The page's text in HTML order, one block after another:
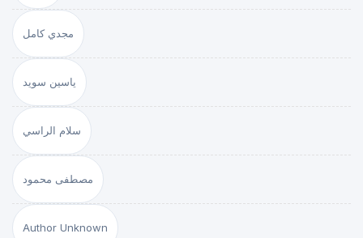
مجدي كامل
ياسين سويد
سلام الراسي
مصطفى محمود
Author Unknown